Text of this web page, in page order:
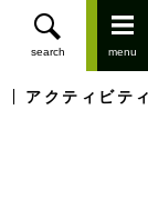
アクティビテ